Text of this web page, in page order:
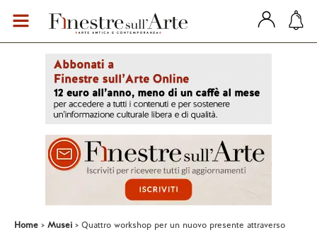
Home Musei
Quattro workshop per un nuovo presente attraverso